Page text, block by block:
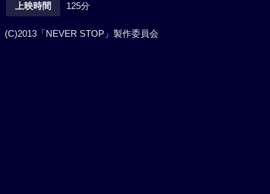
上映時間 125分
(C)2013「NEVER STOP」製作委員会